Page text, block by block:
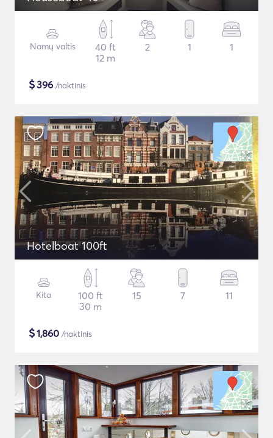
Namų valtis
40 ft
12 m
2 1 1
$396 /naktinis
Hotelboat 100ft
Kita
100 ft
30 m
15 7 11
$1,860 /naktinis